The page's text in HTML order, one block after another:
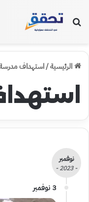
بحث عن
الرئيسية/استهداف
نوفمبر
- 2023 -
3 نوفمبر